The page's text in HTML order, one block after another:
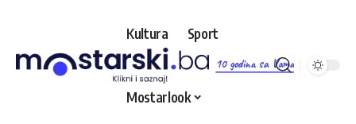
10 godina sa Vama
Kultura Sport
Mostarlook